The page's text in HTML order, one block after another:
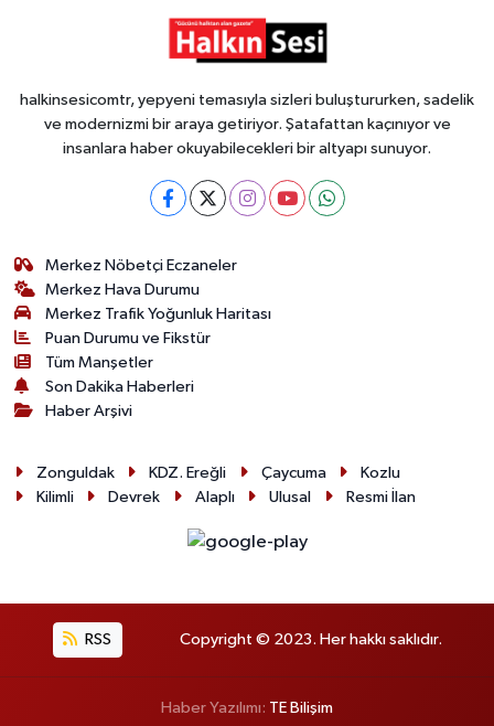
halkinsesicomtr, yepyeni temasıyla sizleri buluştururken, sadelik
ve modernizmi bir araya getiriyor. Şatafattan kaçınıyor ve
insanlara haber okuyabilecekleri bir altyapı sunuyor.
Merkez Nöbetçi Eczaneler
Merkez Hava Durumu
Merkez Trafik Yoğunluk Haritası
Puan Durumu ve Fikstür
Tüm Manşetler
Son Dakika Haberleri
Haber Arşivi
Zonguldak KDZ. Ereğli Çaycuma
Kozlu
Kilimli
Devrek Alaplı Ulusal Resmi İlan
RSS Copyright © 2023. Her hakkı saklıdır.
Haber Yazılımı: TE Bilişim